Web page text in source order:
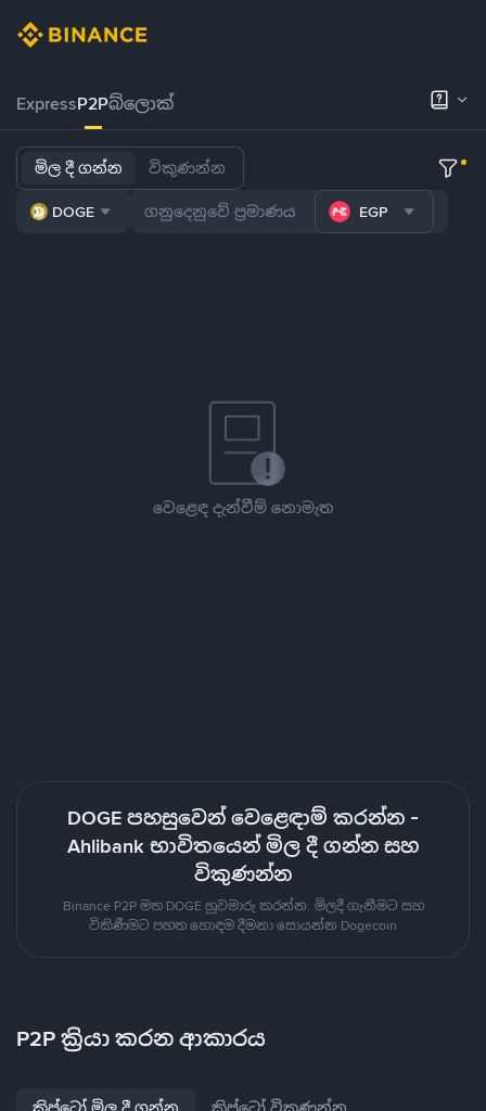
ExpressP2Pබ්ලොක්
මිල දී ගන්න විකුණන්න
DOGE EGP
වෙළෙඳ දැන්වීම් නොමැත
DOGE පහසුවෙන් වෙළෙඳාම් කරන්න -
Ahlibank භාවිතයෙන් මිල දී ගන්න සහ
විකුණන්න
Binance P2P මත DOGE හුවමාරු කරන්න. මිලදී ගැනීමට සහ
විකිණීමට පහත හොඳම දීමනා සොයන්න Dogecoin
P2P ක්‍රියා කරන ආකාරය